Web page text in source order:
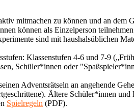
mitmachen zu können und an dem
können als Einzelperson
sind mit haushalsüblichen
Klassenstufen 4-6 und 7-9
Schüler*innen oder
Adventsrätseln an angehende
Ältere Schüler*innen
Spielregeln (PDF).